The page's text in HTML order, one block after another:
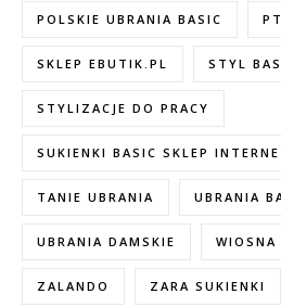
POLSKIE UBRANIA BASIC
SKLEP EBUTIK.PL STYL
STYLIZACJE DO PRACY
SUKIENKI BASIC SKLEP
TANIE UBRANIA UBRANIA
UBRANIA DAMSKIE WIOSNA
ZALANDO ZARA SUKIENKI